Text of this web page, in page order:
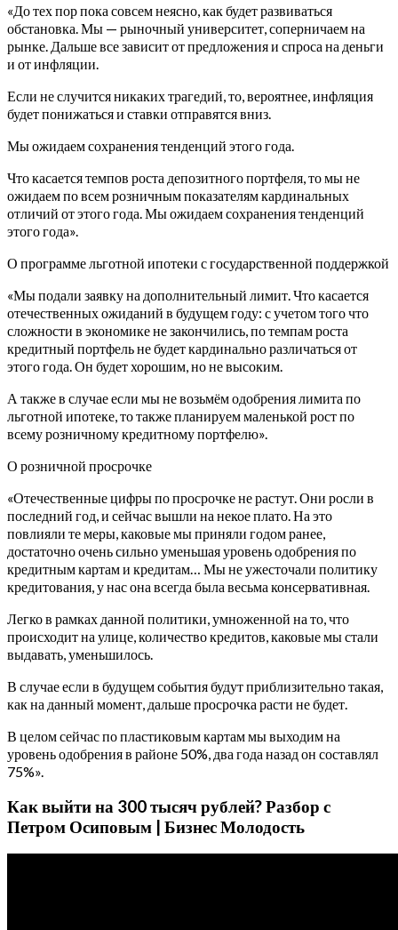
«До тех пор пока совсем неясно, как будет развиваться
обстановка. Мы — рыночный университет, соперничаем на
рынке. Дальше все зависит от предложения и спроса на деньги
и от инфляции.
Если не случится никаких трагедий, то, вероятнее, инфляция
будет понижаться и ставки отправятся вниз.
Мы ожидаем сохранения тенденций этого года.
Что касается темпов роста депозитного портфеля, то мы не
ожидаем по всем розничным показателям кардинальных
отличий от этого года. Мы ожидаем сохранения тенденций
этого года».
О программе льготной ипотеки с государственной поддержкой
«Мы подали заявку на дополнительный лимит. Что касается
отечественных ожиданий в будущем году: с учетом того что
сложности в экономике не закончились, по темпам роста
кредитный портфель не будет кардинально различаться от
этого года. Он будет хорошим, но не высоким.
А также в случае если мы не возьмём одобрения лимита по
льготной ипотеке, то также планируем маленькой рост по
всему розничному кредитному портфелю».
О розничной просрочке
«Отечественные цифры по просрочке не растут. Они росли в
последний год, и сейчас вышли на некое плато. На это
повлияли те меры, каковые мы приняли годом ранее,
достаточно очень сильно уменьшая уровень одобрения по
кредитным картам и кредитам… Мы не ужесточали политику
кредитования, у нас она всегда была весьма консервативная.
Легко в рамках данной политики, умноженной на то, что
происходит на улице, количество кредитов, каковые мы стали
выдавать, уменьшилось.
В случае если в будущем события будут приблизительно такая,
как на данный момент, дальше просрочка расти не будет.
В целом сейчас по пластиковым картам мы выходим на
уровень одобрения в районе 50%, два года назад он составлял
75%».
Как выйти на 300 тысяч рублей? Разбор с
Петром Осиповым | Бизнес Молодость